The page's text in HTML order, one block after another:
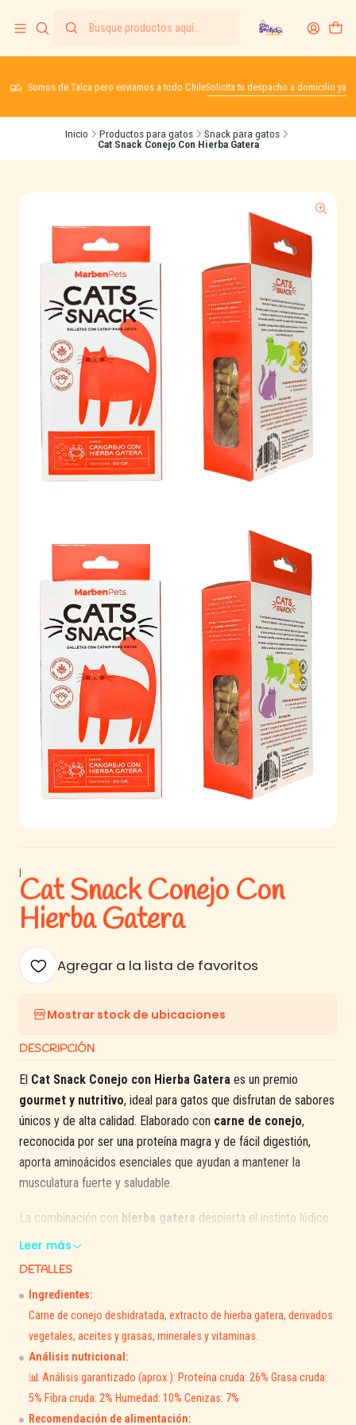
Somos de Talca pero enviamos a todo ChileSolicita tu despacho a domicilio ya
Inicio Productos para gatos
Snack para gatos
Cat Snack Conejo Con Hierba Gatera
|
Cat Snack Conejo Con
Hierba Gatera
Agregar a la lista de favoritos
Mostrar stock de ubicaciones
DESCRIPCIÓN
El Cat Snack Conejo con Hierba Gatera es un premio
gourmet y nutritivo, ideal para gatos que disfrutan de sabores
únicos y de alta calidad. Elaborado con carne de conejo,
reconocida por ser una proteína magra y de fácil digestión,
aporta aminoácidos esenciales que ayudan a mantener la
musculatura fuerte y saludable.
La combinación con hierba gatera despierta el instinto lúdico
de tu felino, lo motiva a jugar y le brinda una experiencia
🐇Beneficios principales:
Carne de conejo: proteína magra, ligera y nutritiva.
Hierba gatera que estimula el juego y la diversión.
Contribuye al mantenimiento de músculos sanos y energía
Leer más
DETALLES
Ingredientes:
Carne de conejo deshidratada, extracto de hierba gatera, derivados
vegetales, aceites y grasas, minerales y vitaminas.
Análisis nutricional:
📊 Análisis garantizado (aprox.): Proteína cruda: 26% Grasa cruda:
5% Fibra cruda: 2% Humedad: 10% Cenizas: 7%
Recomendación de alimentación: